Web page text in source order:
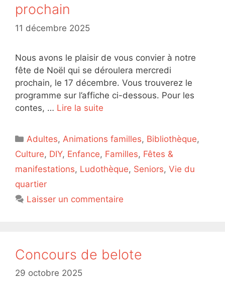
prochain
11 décembre 2025
Nous avons le plaisir de vous convier à notre
fête de Noël qui se déroulera mercredi
prochain, le 17 décembre. Vous trouverez le
programme sur l’affiche ci-dessous. Pour les
contes, … Lire la suite
Catégories
Adultes, Animations familles, Bibliothèque,
Culture, DIY, Enfance, Familles, Fêtes &
manifestations, Ludothèque, Seniors, Vie du
quartier
Laisser un commentaire
Concours de belote
29 octobre 2025